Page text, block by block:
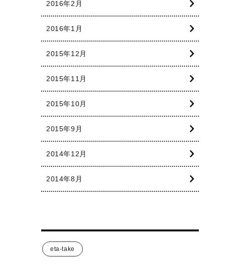
2016年2月
2016年1月
2015年12月
2015年11月
2015年10月
2015年9月
2014年12月
2014年8月
eta-take